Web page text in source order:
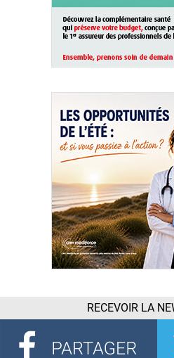
RECEVOIR LA